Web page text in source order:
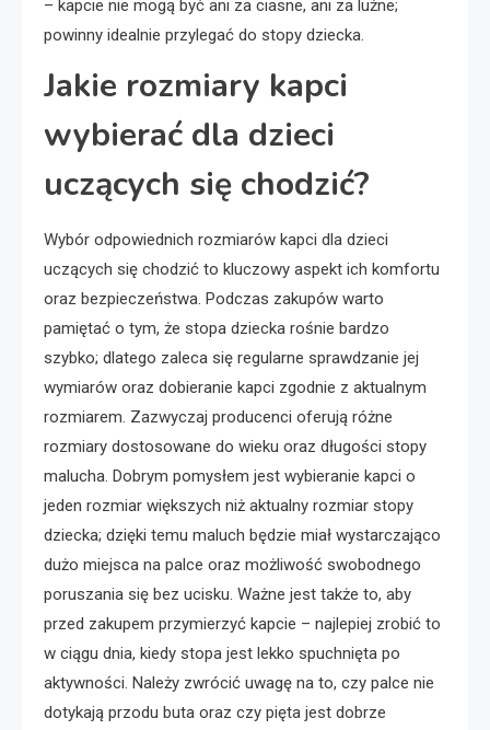
– kapcie nie mogą być ani za ciasne, ani za luźne;
powinny idealnie przylegać do stopy dziecka.
Jakie rozmiary kapci
wybierać dla dzieci
uczących się chodzić?
Wybór odpowiednich rozmiarów kapci dla dzieci
uczących się chodzić to kluczowy aspekt ich komfortu
oraz bezpieczeństwa. Podczas zakupów warto
pamiętać o tym, że stopa dziecka rośnie bardzo
szybko; dlatego zaleca się regularne sprawdzanie jej
wymiarów oraz dobieranie kapci zgodnie z aktualnym
rozmiarem. Zazwyczaj producenci oferują różne
rozmiary dostosowane do wieku oraz długości stopy
malucha. Dobrym pomysłem jest wybieranie kapci o
jeden rozmiar większych niż aktualny rozmiar stopy
dziecka; dzięki temu maluch będzie miał wystarczająco
dużo miejsca na palce oraz możliwość swobodnego
poruszania się bez ucisku. Ważne jest także to, aby
przed zakupem przymierzyć kapcie – najlepiej zrobić to
w ciągu dnia, kiedy stopa jest lekko spuchnięta po
aktywności. Należy zwrócić uwagę na to, czy palce nie
dotykają przodu buta oraz czy pięta jest dobrze